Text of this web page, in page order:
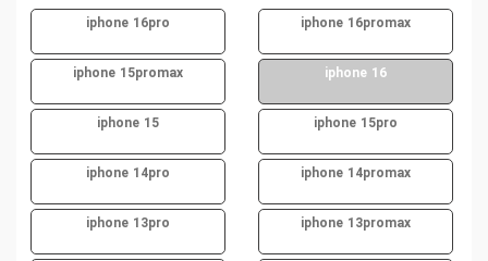
iphone 16promax
iphone 16pro
iphone 16
iphone 15promax
iphone 15pro
iphone 15
iphone 14promax
iphone 14pro
iphone 13promax
iphone 13pro